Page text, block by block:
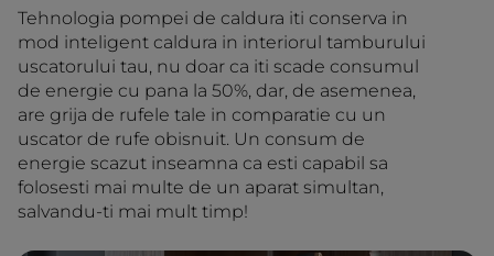
Tehnologia pompei de caldura iti conserva in
mod inteligent caldura in interiorul tamburului
uscatorului tau, nu doar ca iti scade consumul
de energie cu pana la 50%, dar, de asemenea,
are grija de rufele tale in comparatie cu un
uscator de rufe obisnuit. Un consum de
energie scazut inseamna ca esti capabil sa
folosesti mai multe de un aparat simultan,
salvandu-ti mai mult timp!